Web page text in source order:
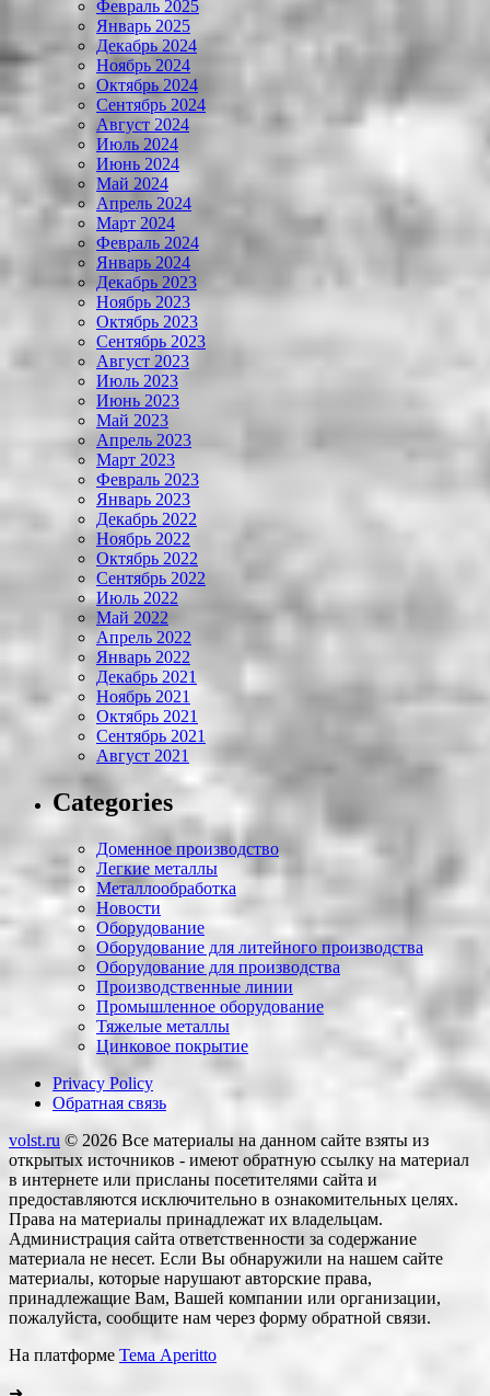
Февраль 2025
Январь 2025
Декабрь 2024
Ноябрь 2024
Октябрь 2024
Сентябрь 2024
Август 2024
Июль 2024
Июнь 2024
Май 2024
Апрель 2024
Март 2024
Февраль 2024
Январь 2024
Декабрь 2023
Ноябрь 2023
Октябрь 2023
Сентябрь 2023
Август 2023
Июль 2023
Июнь 2023
Май 2023
Апрель 2023
Март 2023
Февраль 2023
Январь 2023
Декабрь 2022
Ноябрь 2022
Октябрь 2022
Сентябрь 2022
Июль 2022
Май 2022
Апрель 2022
Январь 2022
Декабрь 2021
Ноябрь 2021
Октябрь 2021
Сентябрь 2021
Август 2021
Categories
Доменное производство
Легкие металлы
Металлообработка
Новости
Оборудование
Оборудование для литейного производства
Оборудование для производства
Производственные линии
Промышленное оборудование
Тяжелые металлы
Цинковое покрытие
Privacy Policy
Обратная связь
volst.ru © 2026 Все материалы на данном сайте взяты из
открытых источников - имеют обратную ссылку на материал
в интернете или присланы посетителями сайта и
предоставляются исключительно в ознакомительных целях.
Права на материалы принадлежат их владельцам.
Администрация сайта ответственности за содержание
материала не несет. Если Вы обнаружили на нашем сайте
материалы, которые нарушают авторские права,
принадлежащие Вам, Вашей компании или организации,
пожалуйста, сообщите нам через форму обратной связи.
На платформе Тема Aperitto